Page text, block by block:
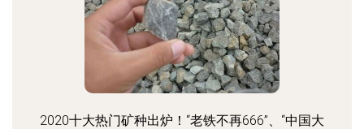
2020十大热门矿种出炉！“老铁不再666”、“中国大